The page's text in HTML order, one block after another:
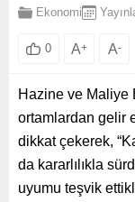
Ekonomi
0 A+ A-
Hazine ve Maliye
ortamlardan gelir
dikkat çekerek,
da kararlılıkla
uyumu teşvik